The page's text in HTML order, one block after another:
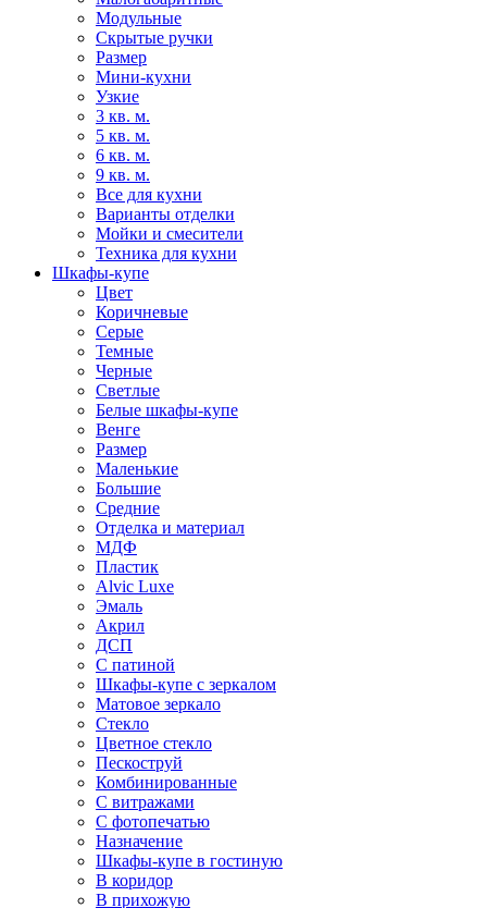
Модульные
Скрытые ручки
Размер
Мини-кухни
Узкие
3 кв. м.
5 кв. м.
6 кв. м.
9 кв. м.
Все для кухни
Варианты отделки
Мойки и смесители
Техника для кухни
Шкафы-купе
Цвет
Коричневые
Серые
Темные
Черные
Светлые
Белые шкафы-купе
Венге
Размер
Маленькие
Большие
Средние
Отделка и материал
МДФ
Пластик
Alvic Luxe
Эмаль
Акрил
ДСП
С патиной
Шкафы-купе с зеркалом
Матовое зеркало
Стекло
Цветное стекло
Пескоструй
Комбинированные
С витражами
С фотопечатью
Назначение
Шкафы-купе в гостиную
В коридор
В прихожую